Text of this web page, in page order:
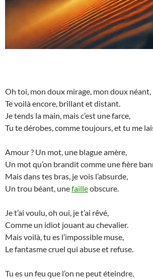
Oh toi, mon doux mirage, mon doux néant,
Te voilà encore, brillant et distant.
Je tends la main, mais c’est une farce,
Tu te dérobes, comme toujours, et tu me
Amour ? Un mot, une blague amère,
Un mot qu’on brandit comme une fière
Mais dans tes bras, je vois l’absurde,
Un trou béant, unefailleobscure.
Je t’ai voulu, oh oui, je t’ai rêvé,
Comme un idiot jouant au chevalier.
Mais voilà, tu es l’impossible muse,
Le fantasme cruel qui abuse et refuse.
Tu es un feu que l’on ne peut éteindre,